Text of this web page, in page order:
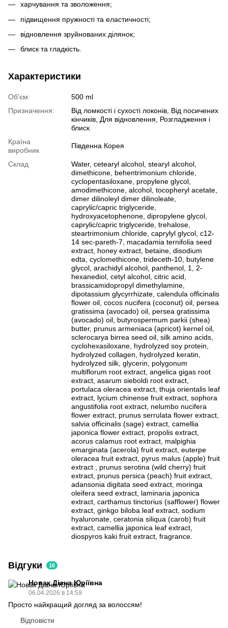
харчування та зволоження;
підвищення пружності та еластичності;
відновлення зруйнованих ділянок;
блиск та гладкість.
Характеристики
Об'єм:
500 ml
Призначення:
Від ломкості і сухості локонів, Від посичених
кінчиків, Для відновлення, Розгладження і
блиск
Країна
виробник
Південна Корея
Склад
Water, cetearyl alcohol, stearyl alcohol,
dimethicone, behentrimonium chloride,
cyclopentasiloxane, propylene glycol,
amodimethicone, alcohol, tocopheryl acetate,
dimer dilinoleyl dimer dilinoleate,
caprylic/capric triglyceride,
hydroxyacetophenone, dipropylene glycol,
caprylic/capric triglyceride, trehalose,
steartrimonium chloride, caprylyl glycol, c12-
14 sec-pareth-7, macadamia ternifolia seed
extract, honey extract, betaine, disodium
edta, cyclomethicone, trideceth-10, butylene
glycol, arachidyl alcohol, panthenol, 1, 2-
hexanediol, cetyl alcohol, citric acid,
brassicamidopropyl dimethylamine,
dipotassium glycyrrhizate, calendula officinalis
flower oil, cocos nucifera (coconut) oil, persea
gratissima (avocado) oil, persea gratissima
(avocado) oil, butyrospermum parkii (shea)
butter, prunus armeniaca (apricot) kernel oil,
sclerocarya birrea seed oil, silk amino acids,
cyclohexasiloxane, hydrolyzed soy protein,
hydrolyzed collagen, hydrolyzed keratin,
hydrolyzed silk, glycerin, polygonum
multiflorum root extract, angelica gigas root
extract, asarum sieboldi root extract,
portulaca oleracea extract, thuja orientalis leaf
extract, lycium chinense fruit extract, sophora
angustifolia root extract, nelumbo nucifera
flower extract, prunus serrulata flower extract,
salvia officinalis (sage) extract, camellia
japonica flower extract, propolis extract,
acorus calamus root extract, malpighia
emarginata (acerola) fruit extract, euterpe
oleracea fruit extract, pyrus malus (apple) fruit
extract , prunus serotina (wild cherry) fruit
extract, prunus persica (peach) fruit extract,
adansonia digitata seed extract, moringa
oleifera seed extract, laminaria japonica
extract, carthamus tinctorius (safflower) flower
extract, ginkgo biloba leaf extract, sodium
hyaluronate, ceratonia siliqua (carob) fruit
extract, camellia japonica leaf extract,
diospyros kaki fruit extract, fragrance.
Відгуки 16
Новак Діана Юріївна
06.04.2026 в 14:59
Просто найкращий догляд за волоссям!
Відповісти